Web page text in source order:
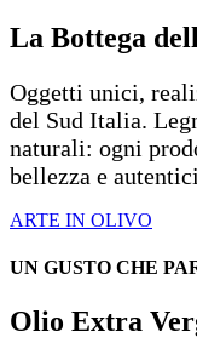
La Bottega
Oggetti unici,
del Sud Italia.
naturali: ogni
bellezza e
ARTE IN OLIVO
UN GUSTO CHE
Olio Extra